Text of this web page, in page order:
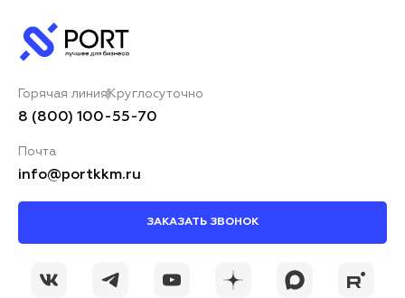
Горячая линия Круглосуточно
8 (800) 100-55-70
Почта
info@portkkm.ru
ЗАКАЗАТЬ ЗВОНОК